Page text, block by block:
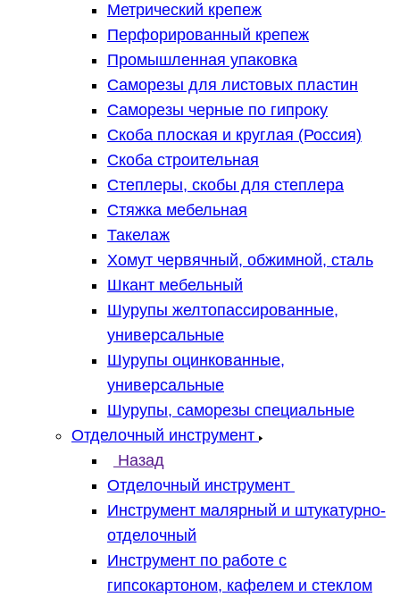
Метрический крепеж
Перфорированный крепеж
Промышленная упаковка
Саморезы для листовых пластин
Саморезы черные по гипроку
Скоба плоская и круглая (Россия)
Скоба строительная
Степлеры, скобы для степлера
Стяжка мебельная
Такелаж
Хомут червячный, обжимной, сталь
Шкант мебельный
Шурупы желтопассированные,
универсальные
Шурупы оцинкованные,
универсальные
Шурупы, саморезы специальные
Отделочный инструмент
Назад
Отделочный инструмент
Инструмент малярный и штукатурно-
отделочный
Инструмент по работе с
гипсокартоном, кафелем и стеклом